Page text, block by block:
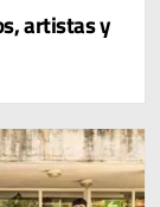
artistas y